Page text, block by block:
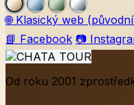
🌐 Klasický web
📘 Facebook 📷
Od roku 2001